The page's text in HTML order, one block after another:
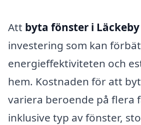
Att byta fönster i Läckeby
investering som kan
energieffektiviteten och
hem. Kostnaden för att
variera beroende på flera
inklusive typ av fönster,